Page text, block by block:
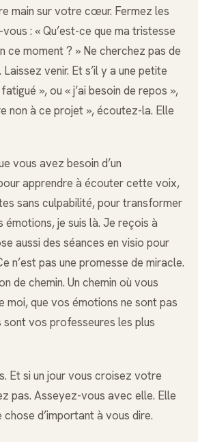
main sur votre cœur. Fermez les
: « Qu’est-ce que ma tristesse
ce moment ? » Ne cherchez pas de
venir. Et s’il y a une petite
», ou « j’ai besoin de repos »,
non à ce projet », écoutez-la. Elle
vous avez besoin d’un
apprendre à écouter cette voix,
sans culpabilité, pour transformer
je suis là. Je reçois à
aussi des séances en visio pour
n’est pas une promesse de miracle.
de chemin. Un chemin où vous
moi, que vos émotions ne sont pas
sont vos professeures les plus
Et si un jour vous croisez votre
pas. Asseyez-vous avec elle. Elle
d’important à vous dire.